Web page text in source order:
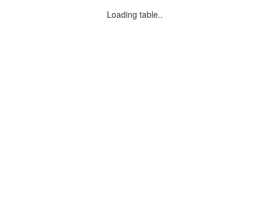
Loading table..